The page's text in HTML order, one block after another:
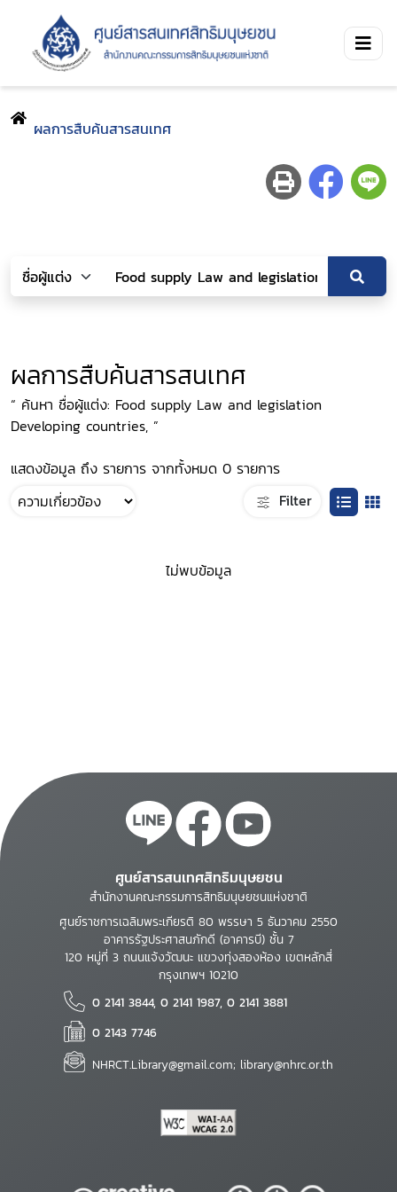
ผลการสืบค้นสารสนเทศ
ผลการสืบค้นสารสนเทศ
“ ค้นหา ชื่อผู้แต่ง: Food supply Law and legislation
Developing countries, ”
แสดงข้อมูล ถึง รายการ จากทั้งหมด 0 รายการ
Filter
ไม่พบข้อมูล
ศูนย์สารสนเทศสิทธิมนุษยชน
สำนักงานคณะกรรมการสิทธิมนุษยชนแห่งชาติ
ศูนย์ราชการเฉลิมพระเกียรติ 80 พรรษา 5 ธันวาคม 2550
อาคารรัฐประศาสนภักดี (อาคารบี) ชั้น 7
120 หมู่ที่ 3 ถนนแจ้งวัฒนะ แขวงทุ่งสองห้อง เขตหลักสี่
กรุงเทพฯ 10210
0 2141 3844, 0 2141 1987, 0 2141 3881
0 2143 7746
NHRCT.Library@gmail.com; library@nhrc.or.th